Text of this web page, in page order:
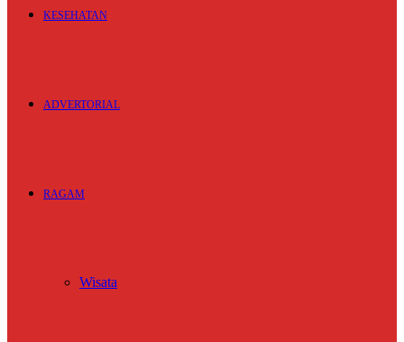
KESEHATAN
ADVERTORIAL
RAGAM
Wisata